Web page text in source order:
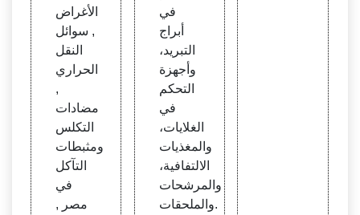
الأغراض
, سوائل
النقل
الحراري
,
مضادات
التكلس
ومثبطات
التآكل
في
مصر ,
في
أبراج
التبريد،
وأجهزة
التحكم
في
الغلايات،
والمغذيات
الالتفافية،
والمرشحات
والملحقات.